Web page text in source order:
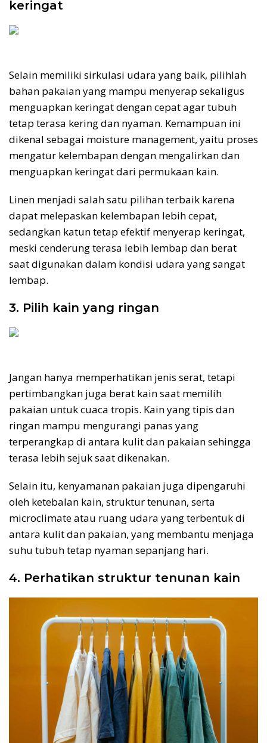
keringat
Selain memiliki sirkulasi udara yang baik, pilihlah
bahan pakaian yang mampu menyerap sekaligus
menguapkan keringat dengan cepat agar tubuh
tetap terasa kering dan nyaman. Kemampuan ini
dikenal sebagai moisture management, yaitu proses
mengatur kelembapan dengan mengalirkan dan
menguapkan keringat dari permukaan kain.
Linen menjadi salah satu pilihan terbaik karena
dapat melepaskan kelembapan lebih cepat,
sedangkan katun tetap efektif menyerap keringat,
meski cenderung terasa lebih lembap dan berat
saat digunakan dalam kondisi udara yang sangat
lembap.
3. Pilih kain yang ringan
Jangan hanya memperhatikan jenis serat, tetapi
pertimbangkan juga berat kain saat memilih
pakaian untuk cuaca tropis. Kain yang tipis dan
ringan mampu mengurangi panas yang
terperangkap di antara kulit dan pakaian sehingga
terasa lebih sejuk saat dikenakan.
Selain itu, kenyamanan pakaian juga dipengaruhi
oleh ketebalan kain, struktur tenunan, serta
microclimate atau ruang udara yang terbentuk di
antara kulit dan pakaian, yang membantu menjaga
suhu tubuh tetap nyaman sepanjang hari.
4. Perhatikan struktur tenunan kain